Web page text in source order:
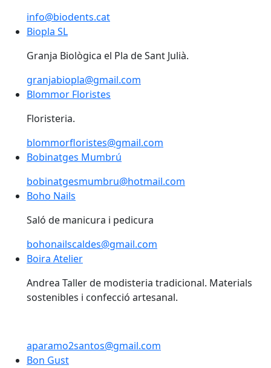
info@biodents.cat
Biopla SL
Granja Biològica el Pla de Sant Julià.
granjabiopla@gmail.com
Blommor Floristes
Blommor Floristes
Floristeria.
blommorfloristes@gmail.com
Bobinatges Mumbrú
bobinatgesmumbru@hotmail.com
Boho Nails
Saló de manicura i pedicura
bohonailscaldes@gmail.com
Boira Atelier
Andrea Taller de modisteria tradicional. Materials
sostenibles i confecció artesanal.
aparamo2santos@gmail.com
Bon Gust